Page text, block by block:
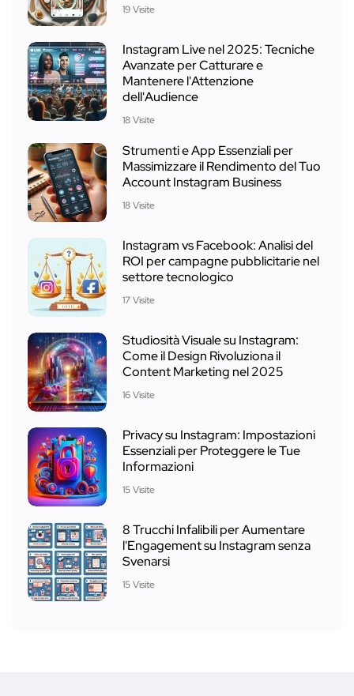
19 Visite
Instagram Live nel 2025: Tecniche
Avanzate per Catturare e
Mantenere l'Attenzione
dell'Audience
18 Visite
Strumenti e App Essenziali per
Massimizzare il Rendimento del Tuo
Account Instagram Business
18 Visite
Instagram vs Facebook: Analisi del
ROI per campagne pubblicitarie nel
settore tecnologico
17 Visite
Studiosità Visuale su Instagram:
Come il Design Rivoluziona il
Content Marketing nel 2025
16 Visite
Privacy su Instagram: Impostazioni
Essenziali per Proteggere le Tue
Informazioni
15 Visite
8 Trucchi Infalibili per Aumentare
l'Engagement su Instagram senza
Svenarsi
15 Visite